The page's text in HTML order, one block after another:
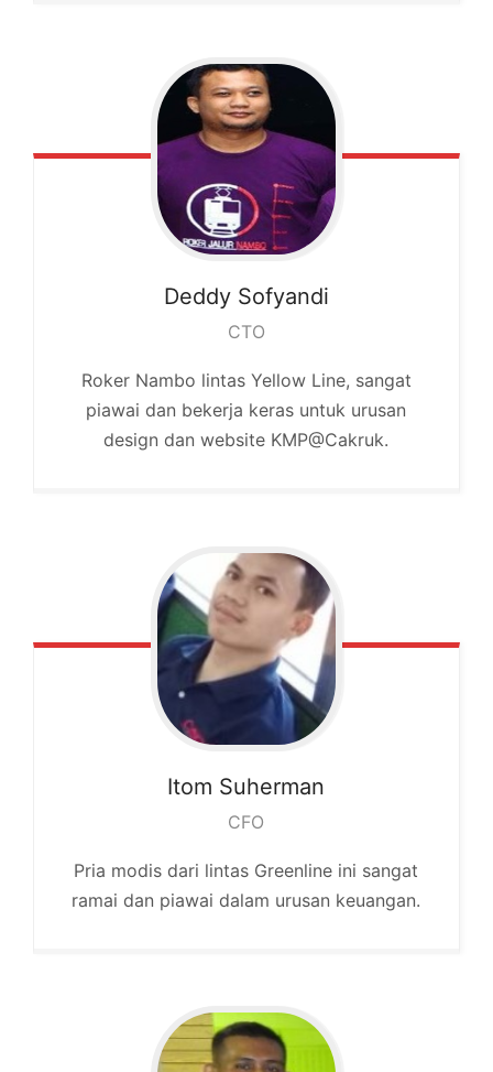
Deddy Sofyandi
CTO
Roker Nambo lintas Yellow Line, sangat
piawai dan bekerja keras untuk urusan
design dan website KMP@Cakruk.
Itom Suherman
CFO
Pria modis dari lintas Greenline ini sangat
ramai dan piawai dalam urusan keuangan.